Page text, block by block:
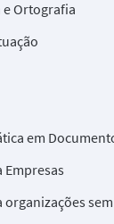
e Ortografia
em
Empresas
organizações